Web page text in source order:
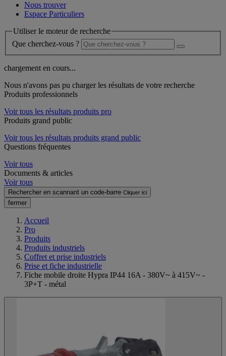
Nous trouver
Espace Particuliers
Utiliser le moteur de recherche
Que cherchez-vous ?
chargement en cours...
Nous n'avons pas pu charger les résultats de votre recherche
Produits professionnels
Voir tous les résultats produits pro
Produits grand public
Voir tous les résultats produits grand public
Questions fréquentes
Voir tous
Documents & articles
Voir tous
Rechercher en scannant un code-barre Cliquer ici
fermer
Accueil
Pro
Produits
Produits industriels
Coffret et prise industriels
Prise et fiche industrielle
Fiche mobile droite Hypra IP44 16A - 380V~ à 415V~ -
3P+T - métal